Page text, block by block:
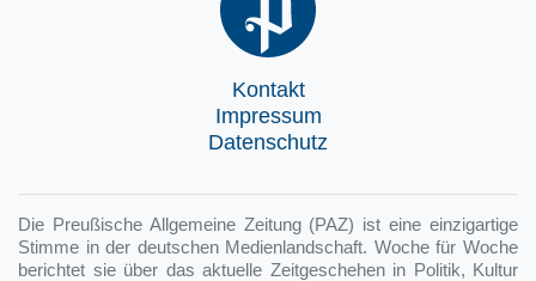
Kontakt
Impressum
Datenschutz
Die Preußische Allgemeine Zeitung (PAZ) ist eine einzigartige
Stimme in der deutschen Medienlandschaft. Woche für Woche
berichtet sie über das aktuelle Zeitgeschehen in Politik, Kultur